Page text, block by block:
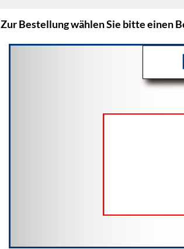
Zur Bestellung wählen Sie bitte einen